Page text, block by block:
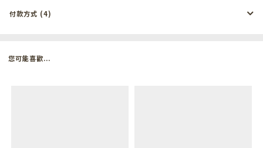
付款方式 (4)
您可能喜歡...